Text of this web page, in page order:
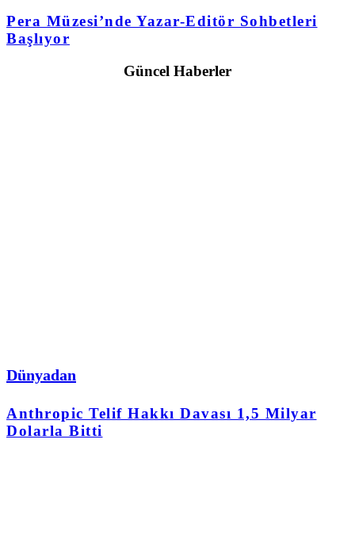
Pera Müzesi’nde Yazar-Editör Sohbetleri
Başlıyor
Güncel Haberler
Dünyadan
Anthropic Telif Hakkı Davası 1,5 Milyar
Dolarla Bitti